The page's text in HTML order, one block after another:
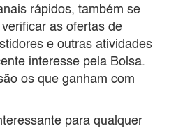
rápidos, também se
as ofertas de
e outras atividades
interesse pela Bolsa.
os que ganham com
para qualquer